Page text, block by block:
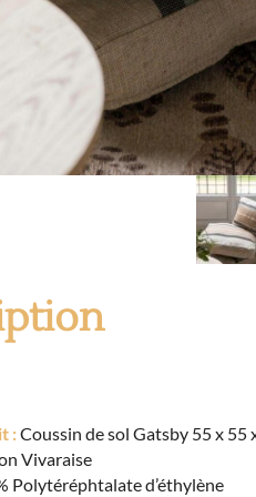
:Coussin de sol Gatsby 55 x 55
Vivaraise
Polytéréphtalate d’éthylène